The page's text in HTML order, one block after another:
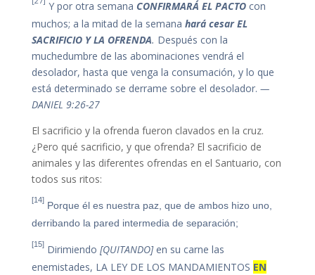
Y por otra semana CONFIRMARÁ EL PACTO con
muchos; a la mitad de la semana hará cesar EL
SACRIFICIO Y LA OFRENDA. Después con la
muchedumbre de las abominaciones vendrá el
desolador, hasta que venga la consumación, y lo que
está determinado se derrame sobre el desolador. —
DANIEL 9:26-27
El sacrificio y la ofrenda fueron clavados en la cruz.
¿Pero qué sacrificio, y que ofrenda? El sacrificio de
animales y las diferentes ofrendas en el Santuario, con
todos sus ritos:
[14]Porque él es nuestra paz, que de ambos hizo uno,
derribando la pared intermedia de separación;
[15]Dirimiendo [QUITANDO]en su carne las
enemistades, LA LEY DE LOS MANDAMIENTOS EN